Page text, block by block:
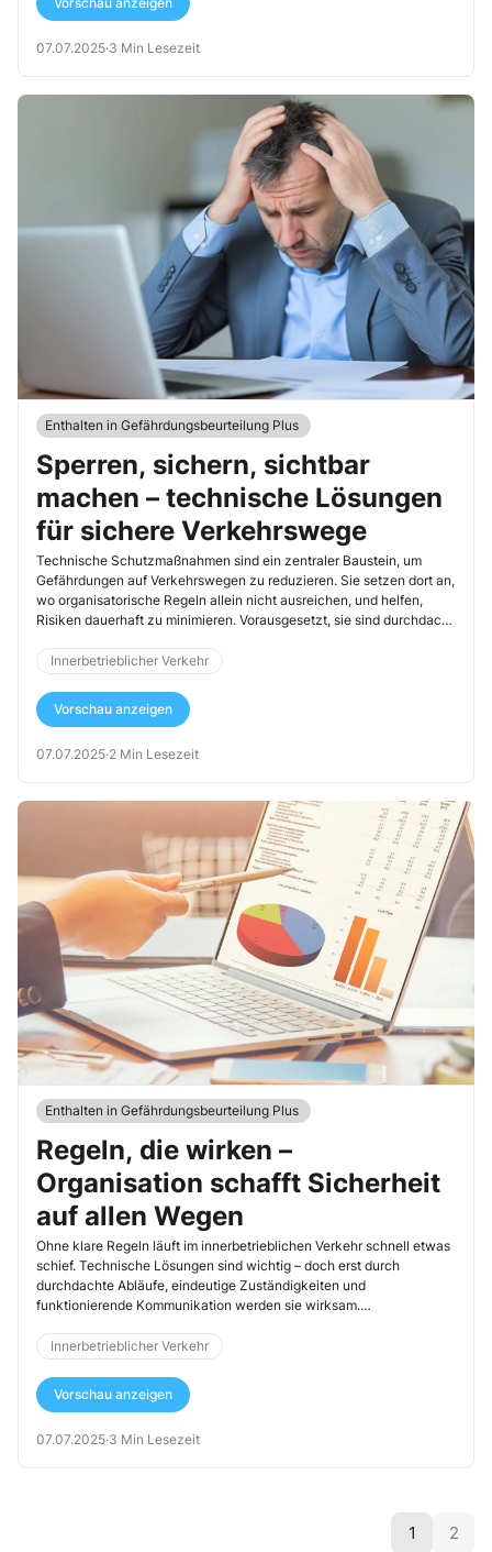
07.07.2025·3 Min Lesezeit
Enthalten in Gefährdungsbeurteilung Plus
Sperren, sichern, sichtbar
machen – technische Lösungen
für sichere Verkehrswege
Technische Schutzmaßnahmen sind ein zentraler Baustein, um
Gefährdungen auf Verkehrswegen zu reduzieren. Sie setzen dort an,
wo organisatorische Regeln allein nicht ausreichen, und helfen,
Risiken dauerhaft zu minimieren. Vorausgesetzt, sie sind durchdacht
Innerbetrieblicher Verkehr
Vorschau anzeigen
07.07.2025·2 Min Lesezeit
Enthalten in Gefährdungsbeurteilung Plus
Regeln, die wirken –
Organisation schafft Sicherheit
auf allen Wegen
Ohne klare Regeln läuft im innerbetrieblichen Verkehr schnell etwas
schief. Technische Lösungen sind wichtig – doch erst durch
durchdachte Abläufe, eindeutige Zuständigkeiten und
funktionierende Kommunikation werden sie wirksam.
Verkehrssicherheit im Betrieb.
Innerbetrieblicher Verkehr
Vorschau anzeigen
07.07.2025·3 Min Lesezeit
1 2